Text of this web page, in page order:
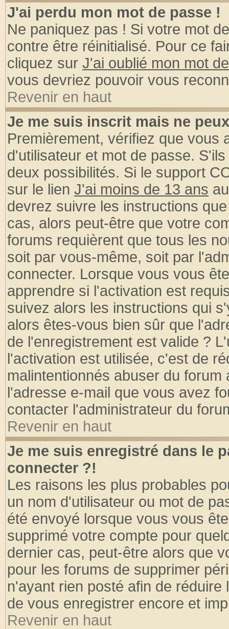
J'ai perdu mon mot de passe !
Ne paniquez pas ! Si votre mot
contre être réinitialisé. Pour ce
cliquez sur J'ai oublié mon mot
vous devriez pouvoir vous
Revenir en haut
Je me suis inscrit mais ne
Premièrement, vérifiez que vous
d'utilisateur et mot de passe.
deux possibilités. Si le support
sur le lien J'ai moins de 13 ans
devrez suivre les instructions
cas, alors peut-être que votre
forums requièrent que tous les
soit par vous-même, soit par
connecter. Lorsque vous vous
apprendre si l'activation est
suivez alors les instructions qui
alors êtes-vous bien sûr que
de l'enregistrement est valide ?
l'activation est utilisée, c'est de
malintentionnés abuser du
l'adresse e-mail que vous avez
contacter l'administrateur du
Revenir en haut
Je me suis enregistré dans le
connecter ?!
Les raisons les plus probables
un nom d'utilisateur ou mot de
été envoyé lorsque vous vous
supprimé votre compte pour
dernier cas, peut-être alors que
pour les forums de supprimer
n'ayant rien posté afin de
de vous enregistrer encore et
Revenir en haut